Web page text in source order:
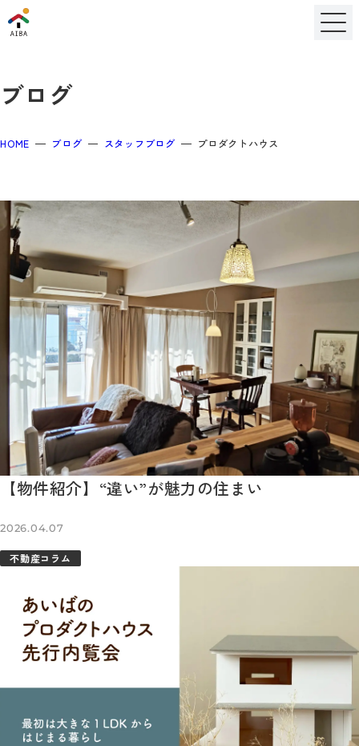
ブログ
HOME ブログ スタッフブログ プロダクトハウス
【物件紹介】“違い”が魅力の住まい
2026.04.07
不動産コラム